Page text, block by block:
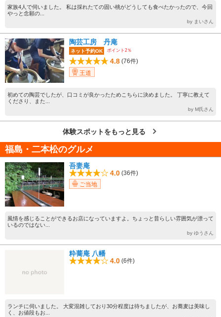
家族4人で伺いました。 私は採れたての固い桃がどうしても食べたかったので、今回
やっと念願の...
by まいさん
陶芸工房 丹庵
ネット予約OK ポイント2％
4.8 (76件)
王道
初めての陶芸でしたが、口コミが良かったためこちらに決めました。 丁寧に教えて
くださり、また...
by M氏さん
体験スポットをもっと見る
福島・二本松のグルメ
吾妻庵
4.0 (36件)
ご当地
風情を感じることができるお店になっていますよ。ちょっと昔らしい雰囲気が漂って
いるのではない...
by ゆうさん
粋蕎庵 八幡
4.0 (6件)
ランチに伺いました。 大変混雑しており30分程度は待ちましたが、お蕎麦は美味し
く、お値段もお...